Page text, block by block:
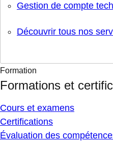
Gestion de compte
Découvrir tous nos
Formation
Formations et
Cours et examens
Certifications
Évaluation des